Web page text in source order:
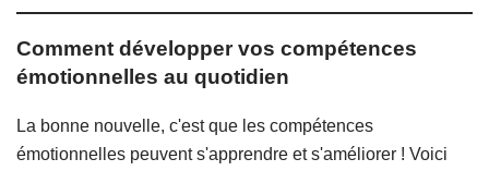
Comment développer vos compétences
émotionnelles au quotidien
La bonne nouvelle, c'est que les compétences
émotionnelles peuvent s'apprendre et s'améliorer ! Voici